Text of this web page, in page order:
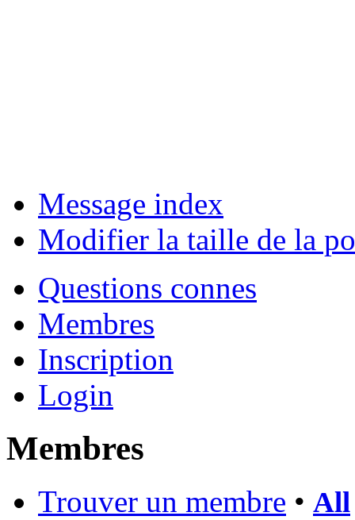
Message index
Modifier la taille de la
Questions connes
Membres
Inscription
Login
Membres
Trouver un membre • All